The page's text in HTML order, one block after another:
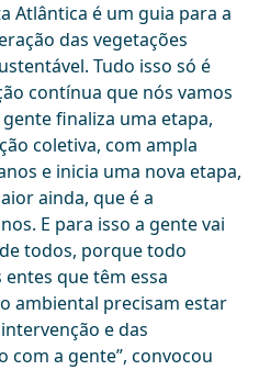
Atlântica é um guia para a
das vegetações
Tudo isso só é
contínua que nós vamos
finaliza uma etapa,
coletiva, com ampla
e inicia uma nova etapa,
ainda, que é a
E para isso a gente vai
todos, porque todo
que têm essa
ambiental precisam estar
e das
com a gente”, convocou